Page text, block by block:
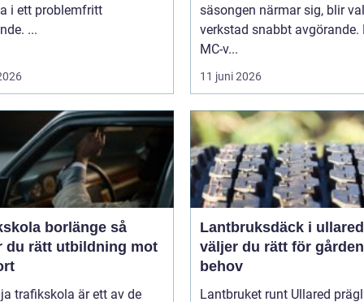
i ett problemfritt
...
säsongen närmar sig, blir
verkstad snabbt avgörande.
MC-v...
11 juni 2026
borlänge så
du rätt utbildning mot
trafikskola är ett av de
Lantbruksdäck i ullared
väljer du rätt för
behov
Lantbruket runt Ullared